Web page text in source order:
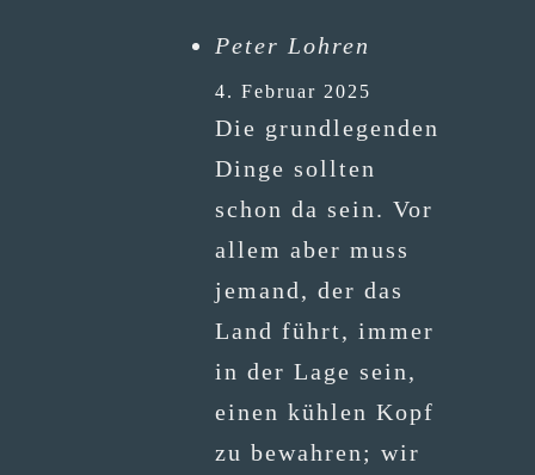
Peter Lohren
4. Februar 2025
Die grund­le­gen­den
Din­ge soll­ten
schon da sein. Vor
allem aber muss
jemand, der das
Land führt, immer
in der Lage sein,
einen küh­len Kopf
zu bewah­ren; wir